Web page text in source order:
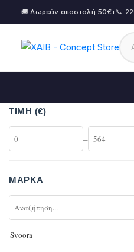
🚚 Δωρεάν αποστολή 50€+📞
ΤΙΜΉ (€)
–
ΜΆΡΚΑ
Svoora